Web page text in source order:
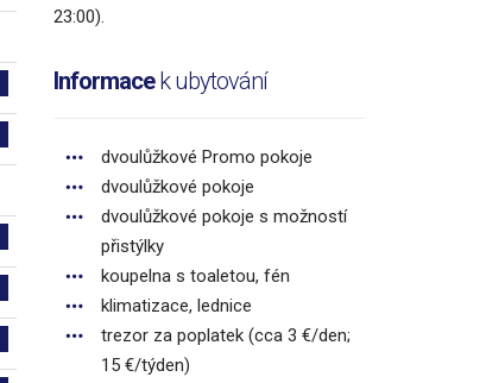
23:00).
Informacek ubytování
dvoulůžkové Promo pokoje
dvoulůžkové pokoje
dvoulůžkové pokoje s možností
přistýlky
koupelna s toaletou, fén
klimatizace, lednice
trezor za poplatek (cca 3 €/den;
15 €/týden)